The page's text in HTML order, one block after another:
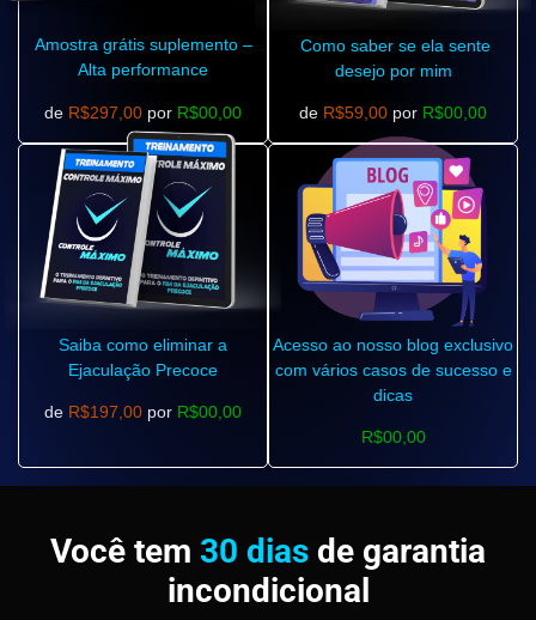
Amostra grátis suplemento –
Alta performance
de R$297,00 por R$00,00
Como saber se ela sente
desejo por mim
de R$59,00 por R$00,00
Saiba como eliminar a
Ejaculação Precoce
de R$197,00 por R$00,00
Acesso ao nosso blog exclusivo
com vários casos de sucesso e
dicas
R$00,00
Você tem 30 dias de garantia
incondicional